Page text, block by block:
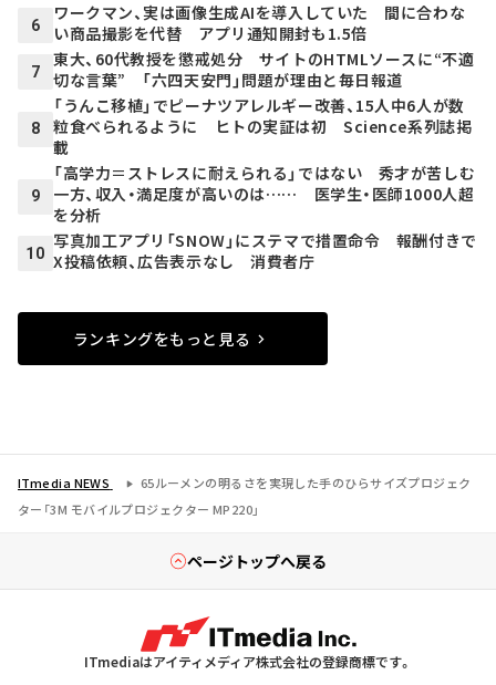
6
ワークマン、実は画像生成AIを導入していた 間に合わな
い商品撮影を代替 アプリ通知開封も1.5倍
7
東大、60代教授を懲戒処分 サイトのHTMLソースに“不適
切な言葉” 「六四天安門」問題が理由と毎日報道
8
「うんこ移植」でピーナツアレルギー改善、15人中6人が数
粒食べられるように ヒトの実証は初 Science系列誌掲
載
9
「高学力＝ストレスに耐えられる」ではない 秀才が苦しむ
一方、収入・満足度が高いのは…… 医学生・医師1000人超
を分析
10
写真加工アプリ「SNOW」にステマで措置命令 報酬付きで
X投稿依頼、広告表示なし 消費者庁
ランキングをもっと見る
ITmedia NEWS
65ルーメンの明るさを実現した手のひらサイズプロジェク
ター「3M モバイルプロジェクター MP220」
ページトップへ戻る
ITmediaはアイティメディア株式会社の登録商標です。